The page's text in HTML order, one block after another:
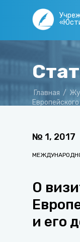
Главная /
№ 1, 2017
О
и его